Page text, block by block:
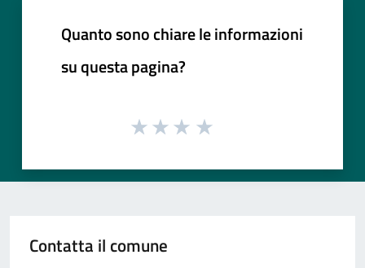
Quanto sono chiare le informazioni
su questa pagina?
Contatta il comune